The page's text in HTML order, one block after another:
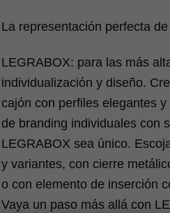
La representación perfecta
LEGRABOX: para las más
individualización y diseño.
cajón con perfiles elegantes
de branding individuales con
LEGRABOX sea único.
y variantes, con cierre
o con elemento de inserción
Vaya un paso más allá con